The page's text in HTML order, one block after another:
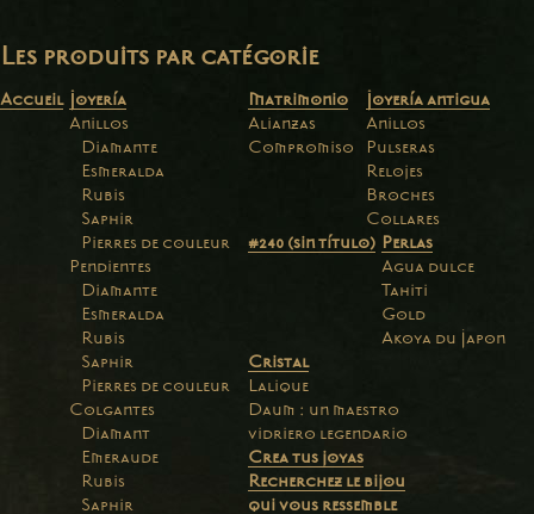
Les produits par catégorie
Accueil Joyería
Anillos
Diamante
Esmeralda
Rubis
Saphir
Pierres de couleur
Pendientes
Diamante
Esmeralda
Rubis
Saphir
Pierres de couleur
Colgantes
Diamant
Emeraude
Rubis
Saphir
Matrimonio
Alianzas
Compromiso
Joyería antigua
Anillos
Pulseras
Relojes
Broches
Collares
#240 (sin título) Perlas
Agua dulce
Tahiti
Gold
Akoya du Japon
Cristal
Lalique
Daum : un maestro
vidriero legendario
Crea tus joyas
Recherchez le bijou
qui vous ressemble